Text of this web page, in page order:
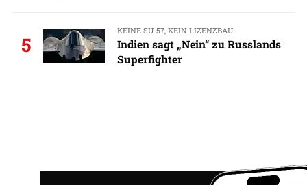
5
KEINE SU-57, KEIN LIZENZBAU
Indien sagt „Nein“ zu Russlands
Superfighter